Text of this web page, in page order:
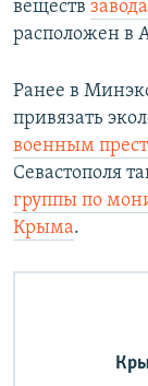
веществ
расположен в
Ранее в
привязать
военным
Севастополя
группы по
Крыма.